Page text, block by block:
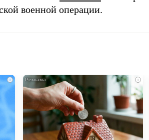
военной операции.
i i